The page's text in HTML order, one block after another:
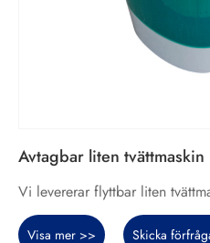
Avtagbar liten tvättmaskin
Vi levererar flyttbar liten
Visa mer >> Skicka